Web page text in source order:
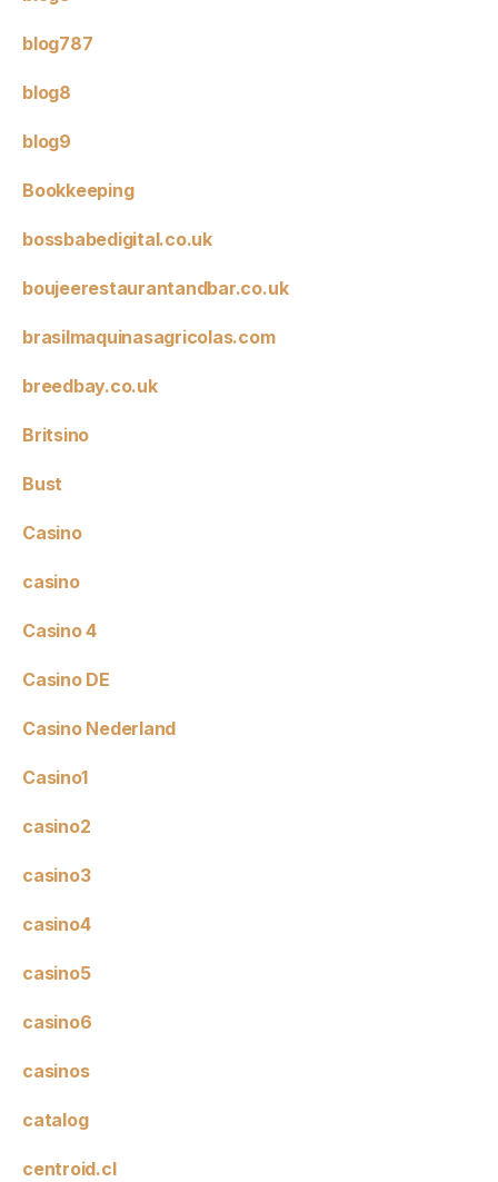
blog787
blog8
blog9
Bookkeeping
bossbabedigital.co.uk
boujeerestaurantandbar.co.uk
brasilmaquinasagricolas.com
breedbay.co.uk
Britsino
Bust
Casino
casino
Casino 4
Casino DE
Casino Nederland
Casino1
casino2
casino3
casino4
casino5
casino6
casinos
catalog
centroid.cl